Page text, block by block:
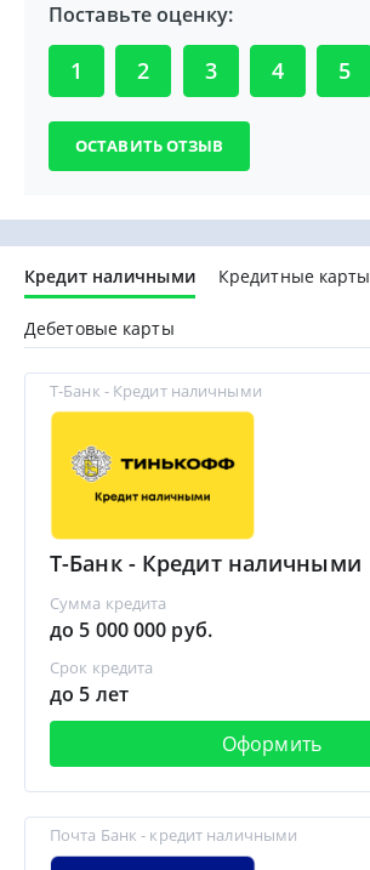
Поставьте оценку:
1 2 3 4 5
Кредит наличными Кредитные карты
Дебетовые карты
Т-Банк - Кредит наличными
Т-Банк - Кредит наличными
Сумма кредита
до 5 000 000 руб.
Срок кредита
до 5 лет
Оформить
Почта Банк - кредит наличными